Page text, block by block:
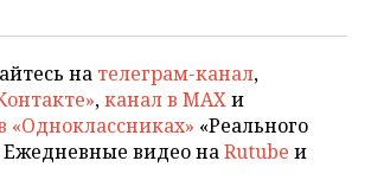
на телеграм-канал,
,канал в MAXи
«Одноклассниках» «Реального
видео наRutube и